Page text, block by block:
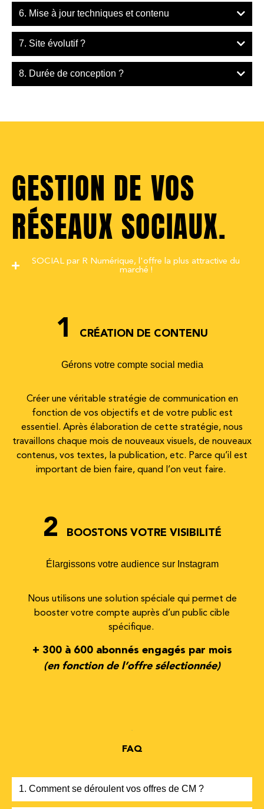
6. Mise à jour techniques et contenu
7. Site évolutif ?
8. Durée de conception ?
GESTION DE VOS
RÉSEAUX SOCIAUX.
SOCIAL par R Numérique, l'offre la plus attractive du
marché !
1 CRÉATION DE CONTENU
Gérons votre compte social media
Créer une véritable stratégie de communication en
fonction de vos objectifs et de votre public est
essentiel. Après élaboration de cette stratégie, nous
travaillons chaque mois de nouveaux visuels, de nouveaux
contenus, vos textes, la publication, etc. Parce qu’il est
important de bien faire, quand l’on veut faire.
2 BOOSTONS VOTRE VISIBILITÉ
Élargissons votre audience sur Instagram
Nous utilisons une solution spéciale qui permet de
booster votre compte auprès d’un public cible
spécifique.
+ 300 à 600 abonnés engagés par mois
(en fonction de l’offre sélectionnée)
FAQ
1. Comment se déroulent vos offres de CM ?